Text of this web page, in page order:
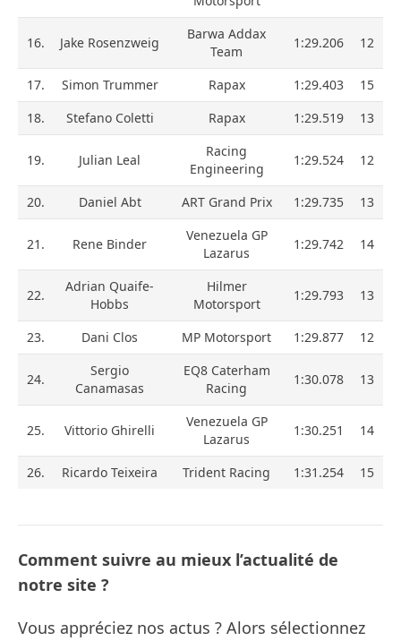
16. Jake Rosenzweig
Barwa Addax
Team
1:29.206 12
17. Simon Trummer Rapax 1:29.403
15
18.
Stefano Coletti Rapax 1:29.519 13
19. Julian Leal
Racing
Engineering
1:29.524 12
20. Daniel Abt ART Grand Prix 1:29.735 13
21. Rene Binder
Venezuela GP
Lazarus
1:29.742 14
22.
Adrian Quaife-
Hobbs
Hilmer
Motorsport
1:29.793 13
23. Dani Clos MP Motorsport 1:29.877 12
24.
Sergio
Canamasas
EQ8 Caterham
Racing
1:30.078 13
25. Vittorio Ghirelli
Venezuela GP
Lazarus
1:30.251 14
26. Ricardo Teixeira Trident Racing 1:31.254 15
Comment suivre au mieux l’actualité de
notre site ?
Vous appréciez nos actus ? Alors sélectionnez